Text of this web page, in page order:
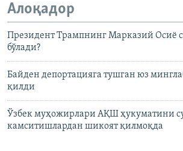
Алоқадор
Президент Трампнинг Марказий Осиё
бўлади?
Байден депортацияга тушган юз
қилди
Ўзбек муҳожирлари АҚШ ҳукуматини
камситишлардан шикоят қилмоқда